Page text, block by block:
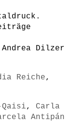
Dilzer
Reiche,
Qaisi, Carla
Antipán